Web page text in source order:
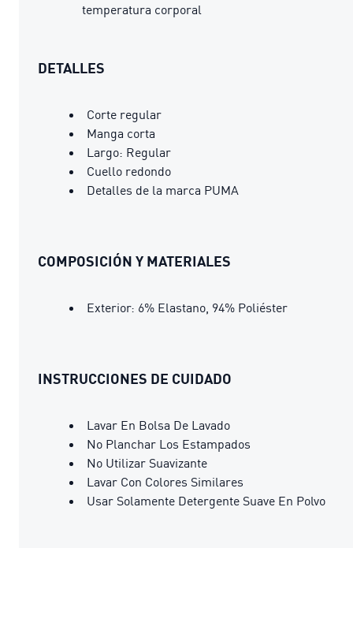
temperatura corporal
DETALLES
Corte regular
Manga corta
Largo: Regular
Cuello redondo
Detalles de la marca PUMA
COMPOSICIÓN Y MATERIALES
Exterior: 6% Elastano, 94% Poliéster
INSTRUCCIONES DE CUIDADO
Lavar En Bolsa De Lavado
No Planchar Los Estampados
No Utilizar Suavizante
Lavar Con Colores Similares
Usar Solamente Detergente Suave En Polvo